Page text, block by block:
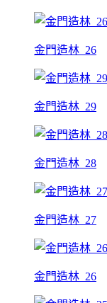
金門造林_26
金門造林_29
金門造林_28
金門造林_27
金門造林_26